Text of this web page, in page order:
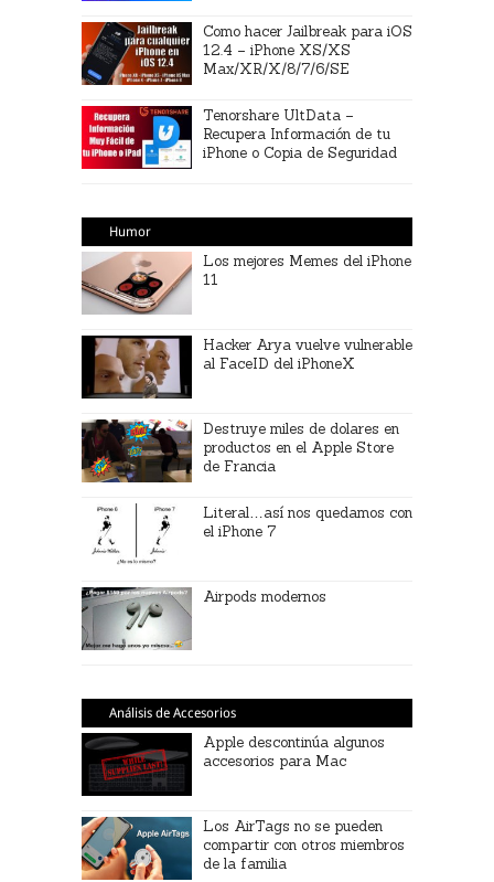
Como hacer Jailbreak para iOS
12.4 – iPhone XS/XS
Max/XR/X/8/7/6/SE
Tenorshare UltData –
Recupera Información de tu
iPhone o Copia de Seguridad
Humor
Los mejores Memes del iPhone
11
Hacker Arya vuelve vulnerable
al FaceID del iPhoneX
Destruye miles de dolares en
productos en el Apple Store
de Francia
Literal…así nos quedamos con
el iPhone 7
Airpods modernos
Análisis de Accesorios
Apple descontinúa algunos
accesorios para Mac
Los AirTags no se pueden
compartir con otros miembros
de la familia